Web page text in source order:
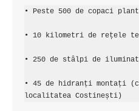
• Peste 500 de copaci
• 10 kilometri de rețele
• 250 de stâlpi de iluminat
• 45 de hidranți montați
localitatea Costinești)